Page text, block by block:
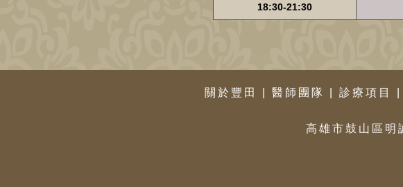
18:30-21:30
關於豐田 醫師團隊 診療項目
高雄市鼓山區